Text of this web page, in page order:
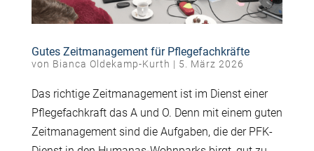
Gutes Zeitmanagement für Pflegefachkräfte
von Bianca Oldekamp-Kurth | 5. März 2026
Das richtige Zeitmanagement ist im Dienst einer
Pflegefachkraft das A und O. Denn mit einem guten
Zeitmanagement sind die Aufgaben, die der PFK-